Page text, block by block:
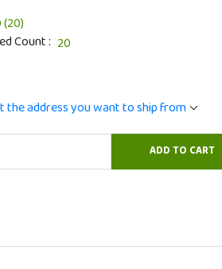
(20)
Count
the address you want to ship from